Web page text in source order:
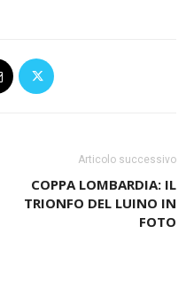
Articolo successivo
COPPA LOMBARDIA: IL
TRIONFO DEL LUINO IN
FOTO